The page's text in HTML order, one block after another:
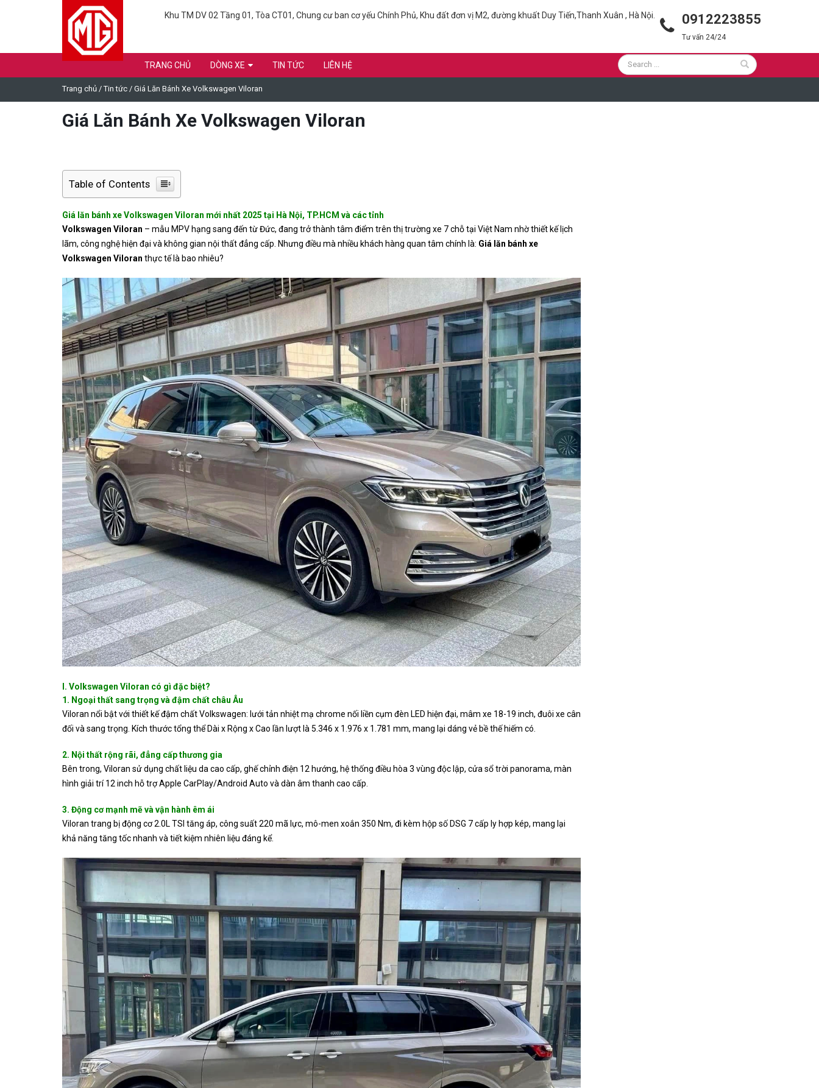
Khu TM DV 02 Tầng 01, Tòa CT01, Chung cư ban cơ yếu Chính Phủ, Khu đất đơn vị M2, đường khuất Duy Tiến,Thanh Xuân , Hà Nội. 0912223855
Tư vấn 24/24
TRANG CHỦ DÒNG XE TIN TỨC LIÊN HỆ
Trang chủ /Tin tức / Giá Lăn Bánh Xe Volkswagen Viloran
Giá Lăn Bánh Xe Volkswagen Viloran
Table of Contents
Giá lăn bánh xe Volkswagen Viloran mới nhất 2025 tại Hà Nội, TP.HCM và các tỉnh
Volkswagen Viloran – mẫu MPV hạng sang đến từ Đức, đang trở thành tâm điểm trên thị trường xe 7 chỗ tại Việt Nam nhờ thiết kế lịch
lãm, công nghệ hiện đại và không gian nội thất đẳng cấp. Nhưng điều mà nhiều khách hàng quan tâm chính là: Giá lăn bánh xe
Volkswagen Viloran thực tế là bao nhiêu?
I. Volkswagen Viloran có gì đặc biệt?
1. Ngoại thất sang trọng và đậm chất châu Âu
Viloran nổi bật với thiết kế đậm chất Volkswagen: lưới tản nhiệt mạ chrome nối liền cụm đèn LED hiện đại, mâm xe 18-19 inch, đuôi xe cân
đối và sang trọng. Kích thước tổng thể Dài x Rộng x Cao lần lượt là 5.346 x 1.976 x 1.781 mm, mang lại dáng vẻ bề thế hiếm có.
2. Nội thất rộng rãi, đẳng cấp thương gia
Bên trong, Viloran sử dụng chất liệu da cao cấp, ghế chỉnh điện 12 hướng, hệ thống điều hòa 3 vùng độc lập, cửa sổ trời panorama, màn
hình giải trí 12 inch hỗ trợ Apple CarPlay/Android Auto và dàn âm thanh cao cấp.
3. Động cơ mạnh mẽ và vận hành êm ái
Viloran trang bị động cơ 2.0L TSI tăng áp, công suất 220 mã lực, mô-men xoắn 350 Nm, đi kèm hộp số DSG 7 cấp ly hợp kép, mang lại
khả năng tăng tốc nhanh và tiết kiệm nhiên liệu đáng kể.